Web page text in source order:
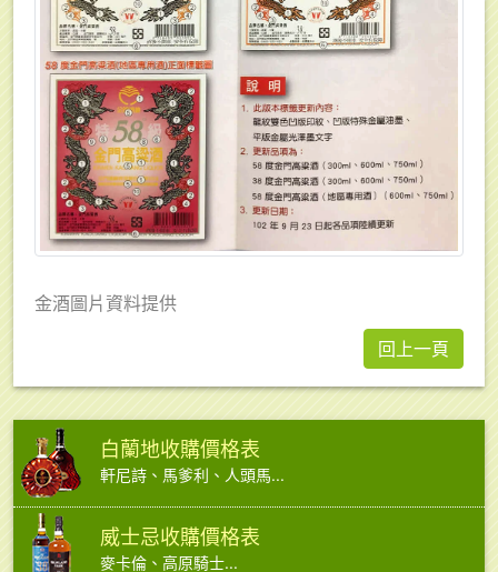
金酒圖片資料提供
回上一頁
白蘭地收購價格表
軒尼詩、馬爹利、人頭馬...
威士忌收購價格表
麥卡倫、高原騎士...